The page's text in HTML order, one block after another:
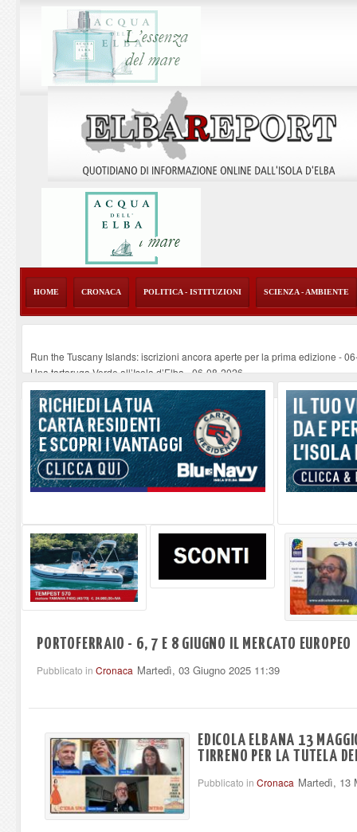
HOME CRONACA POLITICA - ISTITUZIONI SCIENZA - AMBIENTE
Run the Tuscany Islands: iscrizioni ancora aperte per la prima edizione -
Una tartaruga Verde all’Isola d’Elba-06-08-2026
Furgone in fiamme a Capoliveri, illeso il conducente-06-08-2026
Campo: chiusura della biblioteca comunale in occasione del Santo Patrono
A Carpani si apre la Festa di Liberazione: il programma della prima serata-
PORTOFERRAIO - 6, 7 E 8 GIUGNO IL MERCATO EUROPEO
Pubblicato in Cronaca Martedì, 03 Giugno 2025 11:39
EDICOLA ELBANA 13
TIRRENO PER LA TUTELA
Pubblicato in Cronaca Martedì, 13